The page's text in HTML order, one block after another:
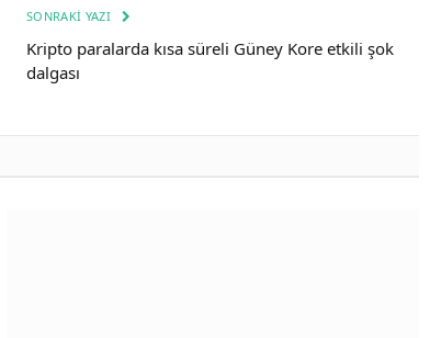
SONRAKI YAZI
Kripto paralarda kısa süreli Güney Kore etkili şok
dalgası